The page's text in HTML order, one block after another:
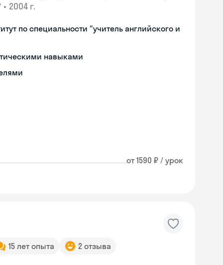
• 2004 г.
по специальности "учитель английского и
навыками
от 1590 ₽ / урок
15 лет опыта 2 отзыва